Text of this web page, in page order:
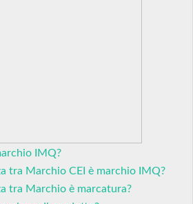
IMQ?
tra Marchio CEI è marchio IMQ?
tra Marchio è marcatura?